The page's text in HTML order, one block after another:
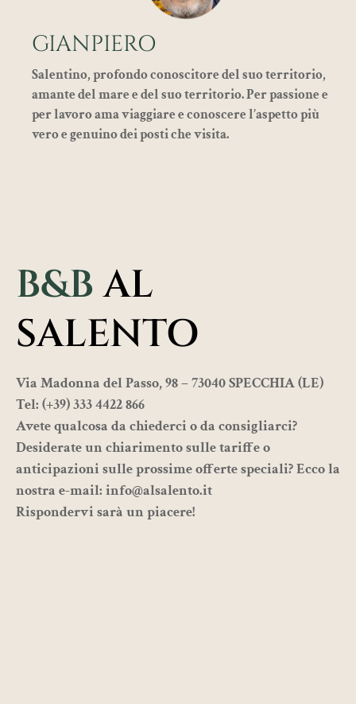
GIANPIERO
Salentino, profondo conoscitore del suo territorio,
amante del mare e del suo territorio. Per passione e
per lavoro ama viaggiare e conoscere l’aspetto più
vero e genuino dei posti che visita.
B&BAL
SALENTO
Via Madonna del Passo, 98 – 73040 SPECCHIA (LE)
Tel: (+39) 333 4422 866
Avete qualcosa da chiederci o da consigliarci?
Desiderate un chiarimento sulle tariffe o
anticipazioni sulle prossime offerte speciali? Ecco la
nostra e-mail: info@alsalento.it
Rispondervi sarà un piacere!